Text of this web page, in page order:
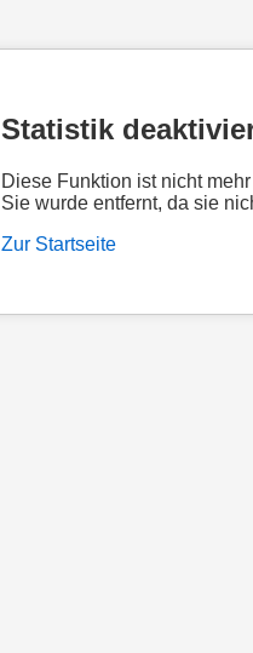
Statistik
Diese Funktion ist nicht
Sie wurde entfernt, da sie
Zur Startseite